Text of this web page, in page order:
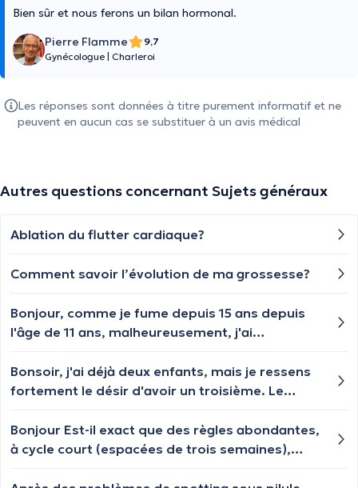
Bien sûr et nous ferons un bilan hormonal.
Pierre Flamme
9,7
Gynécologue Charleroi
Les réponses sont données à titre purement informatif et ne
peuvent en aucun cas se substituer à un avis médical
Autres questions concernant Sujets généraux
Ablation du flutter cardiaque?
Comment savoir l’évolution de ma grossesse?
Bonjour, comme je fume depuis 15 ans depuis
l'âge de 11 ans, malheureusement, j'ai
c'est-à-dire qu'un jour j'en ai, un autre non, puis
je peux en avoir pendant 2 à 3 jours et ensuite
soit dû au tabagisme. Ma mère a une maladie
de la thyroïde et j'ai appris que c'est
Bonsoir, j'ai déjà deux enfants, mais je ressens
fortement le désir d'avoir un troisième. Le
avoir mes règles chaque mois avec quelques
changements de douleur ou de quantité, mais
Bonjour Est-il exact que des règles abondantes,
à cycle court (espacées de trois semaines),